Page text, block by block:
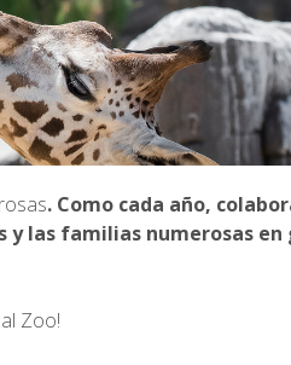
. Como cada año,
y las familias numerosas en
Zoo!